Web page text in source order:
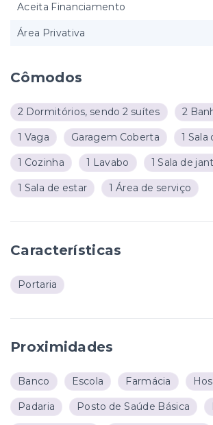
Cômodos
2 Dormitórios, sendo 2 suítes 2
1 Vaga Garagem Coberta 1 Sala
1 Cozinha 1 Lavabo 1 Sala de
1 Sala de estar 1 Área de serviço
Características
Portaria
Proximidades
Banco Escola Farmácia
Padaria Posto de Saúde Básica
Aceita Financiamento
Área Privativa